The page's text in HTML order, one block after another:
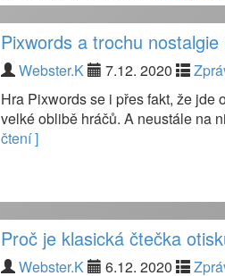
Pixwords a trochu
Webster.K 7.12. 2020
Hra Pixwords se i přes fakt, že jde
velké oblibě hráčů. A neustále na
čtení ]
Proč je klasická čtečka
Webster.K 6.12. 2020